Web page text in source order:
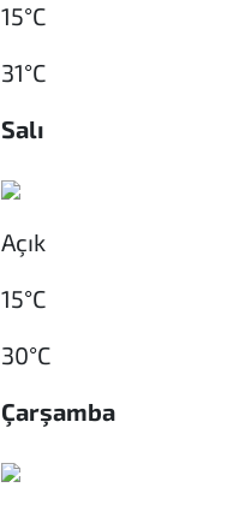
15°C
31°C
Salı
Açık
15°C
30°C
Çarşamba